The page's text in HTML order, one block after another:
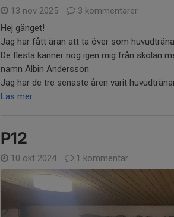
13 nov 2025
3 kommentarer
Hej gänget!
Jag har fått äran att ta över som
De flesta känner nog igen mig från skolan
namn Albin Andersson
Jag har de tre senaste åren varit
Läs mer
P12
10 okt 2024 1 kommentar